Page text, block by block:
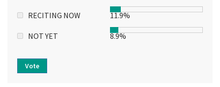
RECITING NOW 11.9%
NOT YET 8.9%
Vote